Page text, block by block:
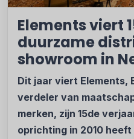
Elements viert
duurzame
showroom in
Dit jaar viert
verdeler van
merken, zijn 15de
oprichting in 2010